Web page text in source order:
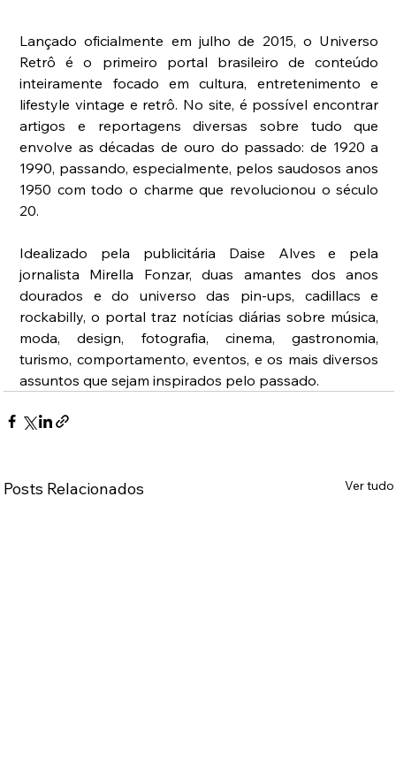
Lançado oficialmente em julho de 2015, o Universo
Retrô é o primeiro portal brasileiro de conteúdo
inteiramente focado em cultura, entretenimento e
lifestyle vintage e retrô. No site, é possível encontrar
artigos e reportagens diversas sobre tudo que
envolve as décadas de ouro do passado: de 1920 a
1990, passando, especialmente, pelos saudosos anos
1950 com todo o charme que revolucionou o século
20.
Idealizado pela publicitária Daise Alves e pela
jornalista Mirella Fonzar, duas amantes dos anos
dourados e do universo das pin-ups, cadillacs e
rockabilly, o portal traz notícias diárias sobre música,
moda, design, fotografia, cinema, gastronomia,
turismo, comportamento, eventos, e os mais diversos
assuntos que sejam inspirados pelo passado.
Posts Relacionados Ver tudo